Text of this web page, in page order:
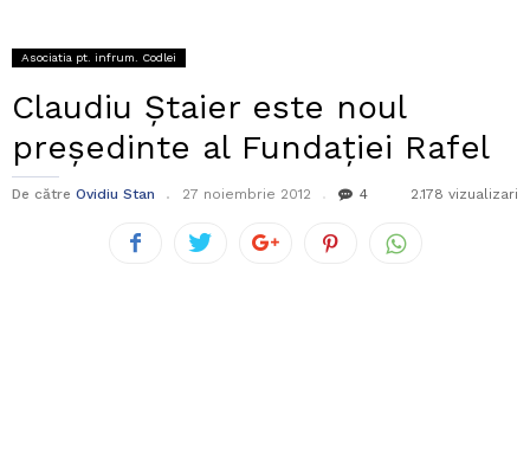
Asociatia pt. infrum. Codlei
Claudiu Ștaier este noul
președinte al Fundației Rafel
De către Ovidiu Stan 27 noiembrie 2012 4 2.178 vizualizari